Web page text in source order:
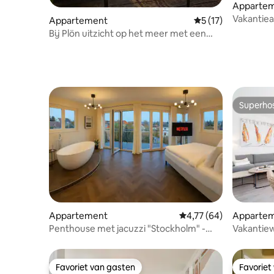
Appartement Gemiddelde
5 (17)
Bij Plön uitzicht op het meer met een
Appartement Gemiddelde
4,77 (64)
Penthouse met jacuzzi "Stockholm" -
Favoriet van gasten